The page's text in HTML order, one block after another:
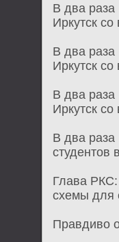
В два раза
Иркутск
В два раза
Иркутск
В два раза
Иркутск
В два раза
студентов
Глава
схемы для
Правдиво